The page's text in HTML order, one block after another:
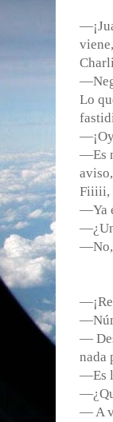
Lo
—Es
―Ya
―No,
—
nada
—Es
— A